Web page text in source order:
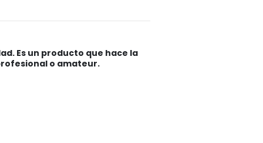
Es un producto que hace la
o amateur.